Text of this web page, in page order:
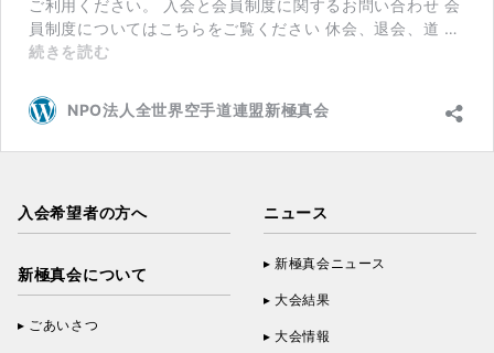
ご利用ください。 入会と会員制度に関するお問い合わせ 会
員制度についてはこちらをご覧ください 休会、退会、道 …
続きを読むお問い合わせ
NPO法人全世界空手道連盟新極真会
入会希望者の方へ
新極真会について
ごあいさつ
ニュース
新極真会ニュース
大会結果
大会情報